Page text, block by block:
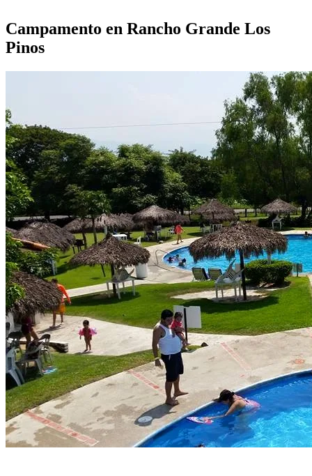
Campamento en Rancho Grande Los
Pinos